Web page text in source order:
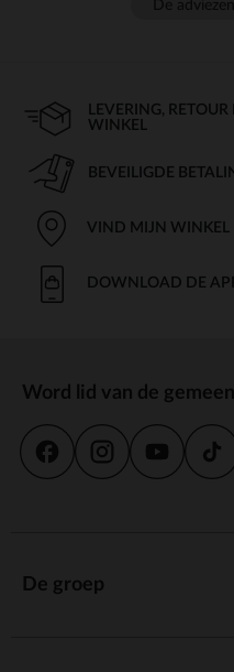
LEVERING,
WINKEL
BEVEILIGDE
VIND MIJN WINKEL
DOWNLOAD DE
Word lid van de
De groep